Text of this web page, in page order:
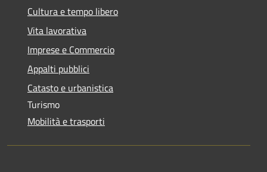
Cultura e tempo libero
Vita lavorativa
Imprese e Commercio
Appalti pubblici
Catasto e urbanistica
Turismo
Mobilità e trasporti